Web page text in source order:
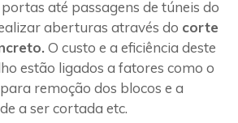
até passagens de túneis do
aberturas através do corte
O custo e a eficiência deste
estão ligados a fatores como o
remoção dos blocos e a
a ser cortada etc.